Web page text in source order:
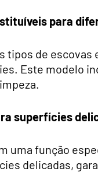
para
tipos de escovas
Este modelo
superfícies
uma função
delicadas,